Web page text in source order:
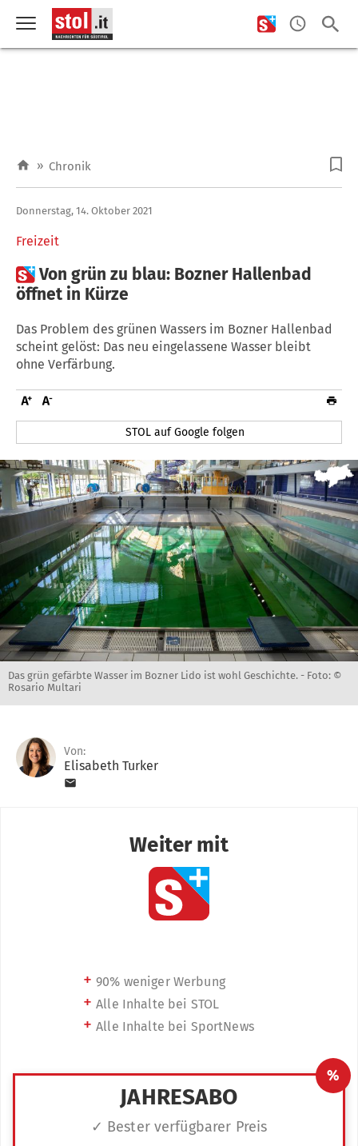
» Chronik
Freizeit
Donnerstag, 14. Oktober 2021
Von grün zu blau: Bozner Hallenbad
öffnet in Kürze
Das Problem des grünen Wassers im Bozner Hallenbad
scheint gelöst: Das neu eingelassene Wasser bleibt
ohne Verfärbung.
STOL auf Google folgen
Das grün gefärbte Wasser im Bozner Lido ist wohl Geschichte. - Foto: ©
Rosario Multari
Von:
Elisabeth Turker